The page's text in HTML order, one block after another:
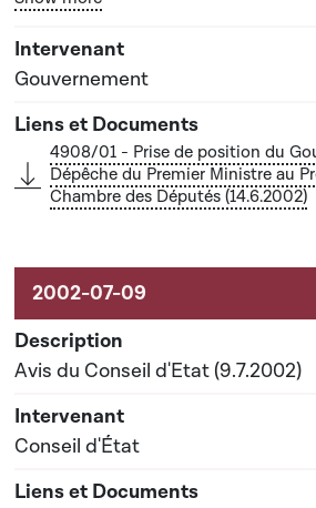
Gouvernement
4908/01 - Prise de position du
Dépêche du Premier Ministre au
Chambre des Députés (14.6.2002)
Avis du Conseil d'Etat (9.7.2002)
Conseil d'État